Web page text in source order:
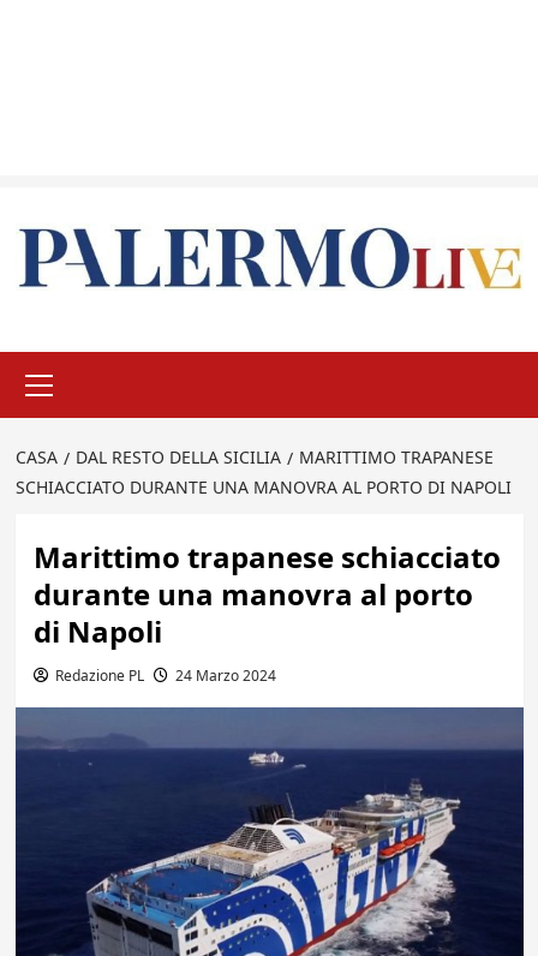
principale
CASA DAL RESTO DELLA SICILIA
MARITTIMO TRAPANESE
SCHIACCIATO DURANTE UNA MANOVRA AL PORTO DI NAPOLI
Marittimo trapanese schiacciato
durante una manovra al porto
di Napoli
Redazione PL 24 Marzo 2024